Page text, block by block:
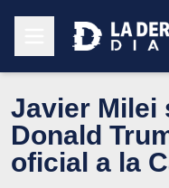
Javier Milei
Donald
oficial a la